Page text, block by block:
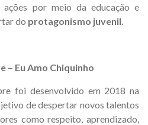
ações por meio da educação e
do protagonismo juvenil.
– Eu Amo Chiquinho
foi desenvolvido em 2018 na
de despertar novos talentos
como respeito, aprendizado,